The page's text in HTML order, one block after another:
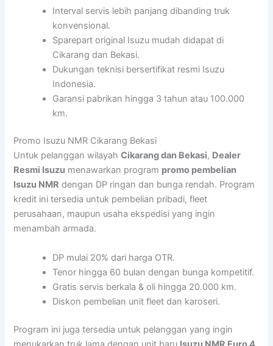
Interval servis lebih panjang dibanding truk
konvensional.
Sparepart original Isuzu mudah didapat di
Cikarang dan Bekasi.
Dukungan teknisi bersertifikat resmi Isuzu
Indonesia.
Garansi pabrikan hingga 3 tahun atau 100.000
km.
Promo Isuzu NMR Cikarang Bekasi
Untuk pelanggan wilayahCikarang dan Bekasi, Dealer
Resmi Isuzu menawarkan program promo pembelian
Isuzu NMR dengan DP ringan dan bunga rendah. Program
kredit ini tersedia untuk pembelian pribadi, fleet
perusahaan, maupun usaha ekspedisi yang ingin
menambah armada.
DP mulai 20% dari harga OTR.
Tenor hingga 60 bulan dengan bunga kompetitif.
Gratis servis berkala & oli hingga 20.000 km.
Diskon pembelian unit fleet dan karoseri.
Program ini juga tersedia untuk pelanggan yang ingin